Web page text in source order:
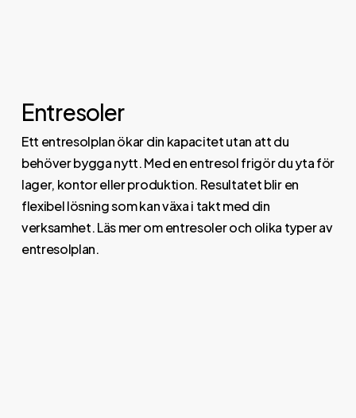
Entresoler
Ett entresolplan ökar din kapacitet utan att du
behöver bygga nytt. Med en entresol frigör du yta för
lager, kontor eller produktion. Resultatet blir en
flexibel lösning som kan växa i takt med din
verksamhet. Läs mer om entresoler och olika typer av
entresolplan.